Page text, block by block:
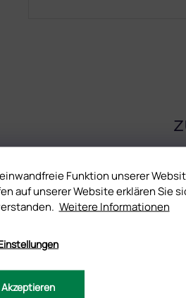
Funktion unserer
auf unserer Website erklären Sie
Weitere Informationen
Akzeptieren
Materialverbrauch reduziert
Sie es dicht unter die Haut auf.
aufgelistet. Das garantiert,
UV-Gele wurden nicht an Tieren
sehr gering.